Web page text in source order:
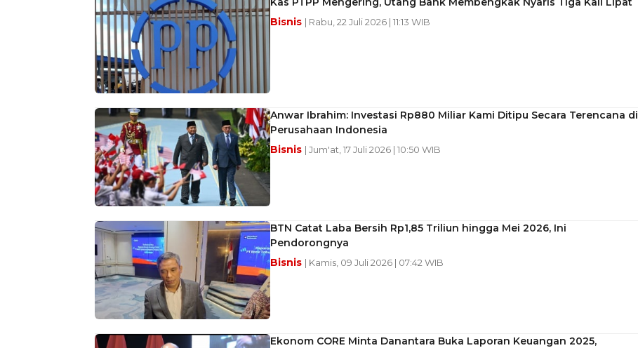
Bisnis | Rabu, 22 Juli 2026 | 11:13 WIB
Anwar Ibrahim: Investasi Rp880 Miliar Kami Ditipu Secara Terencana di
Perusahaan Indonesia
Bisnis | Jum'at, 17 Juli 2026 | 10:50 WIB
BTN Catat Laba Bersih Rp1,85 Triliun hingga Mei 2026, Ini
Pendorongnya
Bisnis | Kamis, 09 Juli 2026 | 07:42 WIB
Ekonom CORE Minta Danantara Buka Laporan Keuangan 2025,